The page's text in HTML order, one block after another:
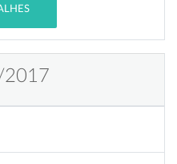
2017